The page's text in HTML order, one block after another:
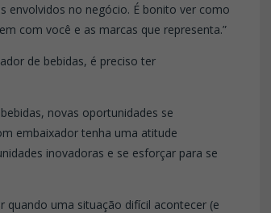
envolvidos no negócio. É bonito ver como
com você e as marcas que representa.”
de bebidas, é preciso ter
novas oportunidades se
embaixador tenha uma atitude
inovadoras e se esforçar para se
quando uma situação difícil acontecer (e